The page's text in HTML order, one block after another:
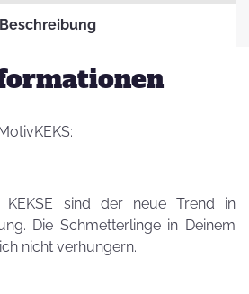
Beschreibung
KEKSE sind der neue Trend in
Die Schmetterlinge in Deinem
nicht verhungern.